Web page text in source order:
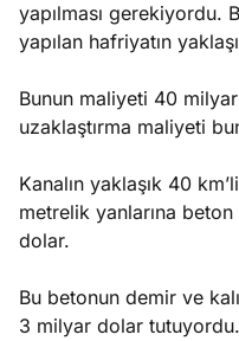
yapılması gerekiyordu.
yapılan hafriyatın
Bunun maliyeti 40
uzaklaştırma maliyeti
Kanalın yaklaşık 40
metrelik yanlarına
dolar.
Bu betonun demir ve
3 milyar dolar tutuyordu.